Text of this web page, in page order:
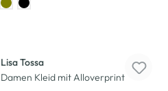
Lisa Tossa
Damen Kleid mit Alloverprint